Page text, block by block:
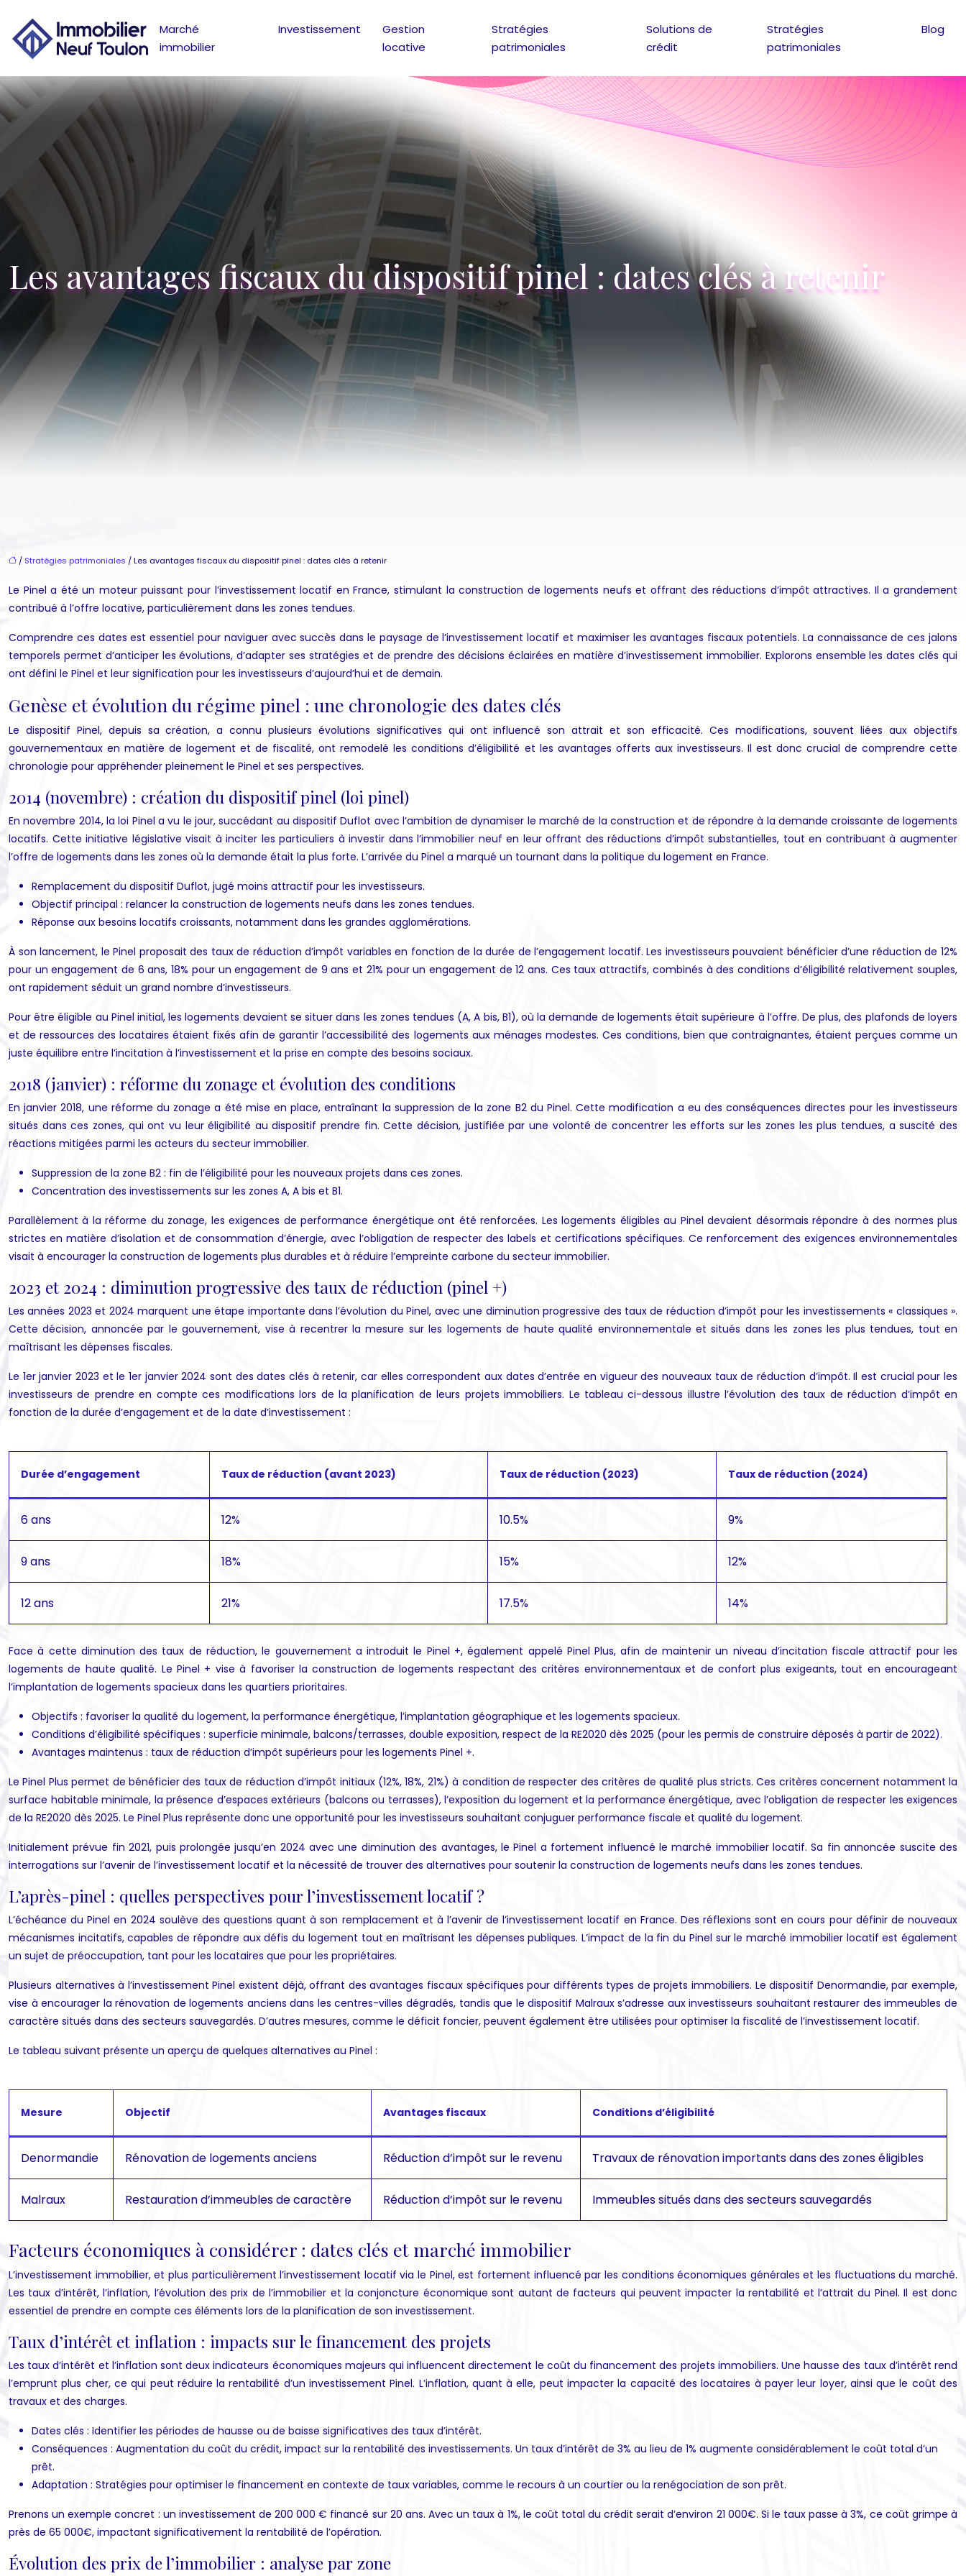
Marché
immobilier
Investissement
Gestion
locative
Stratégies
patrimoniales
Solutions de
crédit
Stratégies
patrimoniales
Blog
Les avantages fiscaux du dispositif pinel : dates clés à retenir
/ Stratégies patrimoniales / Les avantages fiscaux du dispositif pinel : dates clés à retenir
Le Pinel a été un moteur puissant pour l’investissement locatif en France, stimulant la construction de logements neufs et offrant des réductions d’impôt attractives. Il a grandement
contribué à l’offre locative, particulièrement dans les zones tendues.
Comprendre ces dates est essentiel pour naviguer avec succès dans le paysage de l’investissement locatif et maximiser les avantages fiscaux potentiels. La connaissance de ces jalons
temporels permet d’anticiper les évolutions, d’adapter ses stratégies et de prendre des décisions éclairées en matière d’investissement immobilier. Explorons ensemble les dates clés qui
ont défini le Pinel et leur signification pour les investisseurs d’aujourd’hui et de demain.
Genèse et évolution du régime pinel : une chronologie des dates clés
Le dispositif Pinel, depuis sa création, a connu plusieurs évolutions significatives qui ont influencé son attrait et son efficacité. Ces modifications, souvent liées aux objectifs
gouvernementaux en matière de logement et de fiscalité, ont remodelé les conditions d’éligibilité et les avantages offerts aux investisseurs. Il est donc crucial de comprendre cette
chronologie pour appréhender pleinement le Pinel et ses perspectives.
2014 (novembre) : création du dispositif pinel (loi pinel)
En novembre 2014, la loi Pinel a vu le jour, succédant au dispositif Duflot avec l’ambition de dynamiser le marché de la construction et de répondre à la demande croissante de logements
locatifs. Cette initiative législative visait à inciter les particuliers à investir dans l’immobilier neuf en leur offrant des réductions d’impôt substantielles, tout en contribuant à augmenter
l’offre de logements dans les zones où la demande était la plus forte. L’arrivée du Pinel a marqué un tournant dans la politique du logement en France.
Remplacement du dispositif Duflot, jugé moins attractif pour les investisseurs.
Objectif principal : relancer la construction de logements neufs dans les zones tendues.
Réponse aux besoins locatifs croissants, notamment dans les grandes agglomérations.
À son lancement, le Pinel proposait des taux de réduction d’impôt variables en fonction de la durée de l’engagement locatif. Les investisseurs pouvaient bénéficier d’une réduction de 12%
pour un engagement de 6 ans, 18% pour un engagement de 9 ans et 21% pour un engagement de 12 ans. Ces taux attractifs, combinés à des conditions d’éligibilité relativement souples,
ont rapidement séduit un grand nombre d’investisseurs.
Pour être éligible au Pinel initial, les logements devaient se situer dans les zones tendues (A, A bis, B1), où la demande de logements était supérieure à l’offre. De plus, des plafonds de loyers
et de ressources des locataires étaient fixés afin de garantir l’accessibilité des logements aux ménages modestes. Ces conditions, bien que contraignantes, étaient perçues comme un
juste équilibre entre l’incitation à l’investissement et la prise en compte des besoins sociaux.
2018 (janvier) : réforme du zonage et évolution des conditions
En janvier 2018, une réforme du zonage a été mise en place, entraînant la suppression de la zone B2 du Pinel. Cette modification a eu des conséquences directes pour les investisseurs
situés dans ces zones, qui ont vu leur éligibilité au dispositif prendre fin. Cette décision, justifiée par une volonté de concentrer les efforts sur les zones les plus tendues, a suscité des
réactions mitigées parmi les acteurs du secteur immobilier.
Suppression de la zone B2 : fin de l’éligibilité pour les nouveaux projets dans ces zones.
Concentration des investissements sur les zones A, A bis et B1.
Parallèlement à la réforme du zonage, les exigences de performance énergétique ont été renforcées. Les logements éligibles au Pinel devaient désormais répondre à des normes plus
strictes en matière d’isolation et de consommation d’énergie, avec l’obligation de respecter des labels et certifications spécifiques. Ce renforcement des exigences environnementales
visait à encourager la construction de logements plus durables et à réduire l’empreinte carbone du secteur immobilier.
2023 et 2024 : diminution progressive des taux de réduction (pinel +)
Les années 2023 et 2024 marquent une étape importante dans l’évolution du Pinel, avec une diminution progressive des taux de réduction d’impôt pour les investissements « classiques ».
Cette décision, annoncée par le gouvernement, vise à recentrer la mesure sur les logements de haute qualité environnementale et situés dans les zones les plus tendues, tout en
maîtrisant les dépenses fiscales.
Le 1er janvier 2023 et le 1er janvier 2024 sont des dates clés à retenir, car elles correspondent aux dates d’entrée en vigueur des nouveaux taux de réduction d’impôt. Il est crucial pour les
investisseurs de prendre en compte ces modifications lors de la planification de leurs projets immobiliers. Le tableau ci-dessous illustre l’évolution des taux de réduction d’impôt en
fonction de la durée d’engagement et de la date d’investissement :
Durée d’engagement Taux de réduction (avant 2023) Taux de réduction (2023) Taux de réduction (2024)
6 ans 12% 10.5% 9%
9 ans 18% 15% 12%
12 ans 21% 17.5% 14%
Face à cette diminution des taux de réduction, le gouvernement a introduit le Pinel +, également appelé Pinel Plus, afin de maintenir un niveau d’incitation fiscale attractif pour les
logements de haute qualité. Le Pinel + vise à favoriser la construction de logements respectant des critères environnementaux et de confort plus exigeants, tout en encourageant
l’implantation de logements spacieux dans les quartiers prioritaires.
Objectifs : favoriser la qualité du logement, la performance énergétique, l’implantation géographique et les logements spacieux.
Conditions d’éligibilité spécifiques : superficie minimale, balcons/terrasses, double exposition, respect de la RE2020 dès 2025 (pour les permis de construire déposés à partir de 2022).
Avantages maintenus : taux de réduction d’impôt supérieurs pour les logements Pinel +.
Le Pinel Plus permet de bénéficier des taux de réduction d’impôt initiaux (12%, 18%, 21%) à condition de respecter des critères de qualité plus stricts. Ces critères concernent notamment la
surface habitable minimale, la présence d’espaces extérieurs (balcons ou terrasses), l’exposition du logement et la performance énergétique, avec l’obligation de respecter les exigences
de la RE2020 dès 2025. Le Pinel Plus représente donc une opportunité pour les investisseurs souhaitant conjuguer performance fiscale et qualité du logement.
Initialement prévue fin 2021, puis prolongée jusqu’en 2024 avec une diminution des avantages, le Pinel a fortement influencé le marché immobilier locatif. Sa fin annoncée suscite des
interrogations sur l’avenir de l’investissement locatif et la nécessité de trouver des alternatives pour soutenir la construction de logements neufs dans les zones tendues.
L’après-pinel : quelles perspectives pour l’investissement locatif ?
L’échéance du Pinel en 2024 soulève des questions quant à son remplacement et à l’avenir de l’investissement locatif en France. Des réflexions sont en cours pour définir de nouveaux
mécanismes incitatifs, capables de répondre aux défis du logement tout en maîtrisant les dépenses publiques. L’impact de la fin du Pinel sur le marché immobilier locatif est également
un sujet de préoccupation, tant pour les locataires que pour les propriétaires.
Plusieurs alternatives à l’investissement Pinel existent déjà, offrant des avantages fiscaux spécifiques pour différents types de projets immobiliers. Le dispositif Denormandie, par exemple,
vise à encourager la rénovation de logements anciens dans les centres-villes dégradés, tandis que le dispositif Malraux s’adresse aux investisseurs souhaitant restaurer des immeubles de
caractère situés dans des secteurs sauvegardés. D’autres mesures, comme le déficit foncier, peuvent également être utilisées pour optimiser la fiscalité de l’investissement locatif.
Le tableau suivant présente un aperçu de quelques alternatives au Pinel :
Mesure Objectif Avantages fiscaux Conditions d’éligibilité
Denormandie Rénovation de logements anciens Réduction d’impôt sur le revenu Travaux de rénovation importants dans des zones éligibles
Malraux Restauration d’immeubles de caractère Réduction d’impôt sur le revenu Immeubles situés dans des secteurs sauvegardés
Facteurs économiques à considérer : dates clés et marché immobilier
L’investissement immobilier, et plus particulièrement l’investissement locatif via le Pinel, est fortement influencé par les conditions économiques générales et les fluctuations du marché.
Les taux d’intérêt, l’inflation, l’évolution des prix de l’immobilier et la conjoncture économique sont autant de facteurs qui peuvent impacter la rentabilité et l’attrait du Pinel. Il est donc
essentiel de prendre en compte ces éléments lors de la planification de son investissement.
Taux d’intérêt et inflation : impacts sur le financement des projets
Les taux d’intérêt et l’inflation sont deux indicateurs économiques majeurs qui influencent directement le coût du financement des projets immobiliers. Une hausse des taux d’intérêt rend
l’emprunt plus cher, ce qui peut réduire la rentabilité d’un investissement Pinel. L’inflation, quant à elle, peut impacter la capacité des locataires à payer leur loyer, ainsi que le coût des
travaux et des charges.
Dates clés : Identifier les périodes de hausse ou de baisse significatives des taux d’intérêt.
Conséquences : Augmentation du coût du crédit, impact sur la rentabilité des investissements. Un taux d’intérêt de 3% au lieu de 1% augmente considérablement le coût total d’un
prêt.
Adaptation : Stratégies pour optimiser le financement en contexte de taux variables, comme le recours à un courtier ou la renégociation de son prêt.
Prenons un exemple concret : un investissement de 200 000 € financé sur 20 ans. Avec un taux à 1%, le coût total du crédit serait d’environ 21 000€. Si le taux passe à 3%, ce coût grimpe à
près de 65 000€, impactant significativement la rentabilité de l’opération.
Évolution des prix de l’immobilier : analyse par zone